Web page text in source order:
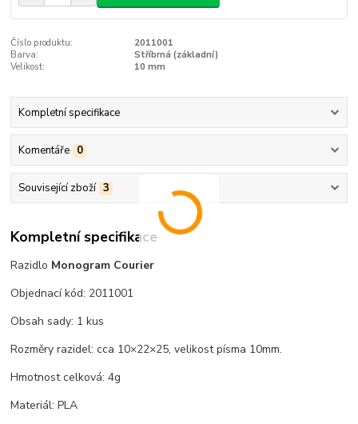
Číslo produktu:
2011001
Barva:
Stříbrná (základní)
Velikost:
10 mm
Kompletní specifikace
Komentáře 0
Související zboží 3
Kompletní specifikace
Razidlo Monogram Courier
Objednací kód: 2011001
Obsah sady: 1 kus
Rozměry razidel: cca 10×22×25, velikost písma 10mm.
Hmotnost celková: 4g
Materiál: PLA